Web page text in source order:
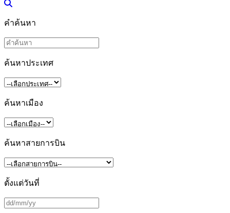
คำค้นหา
ค้นหาประเทศ
ค้นหาเมือง
ค้นหาสายการบิน
ตั้งแต่วันที่